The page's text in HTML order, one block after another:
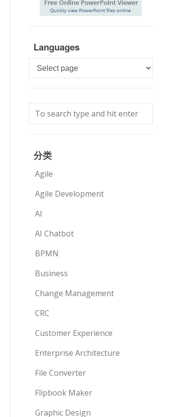
Languages
Languages
分类
Agile
Agile Development
AI
AI Chatbot
BPMN
Business
Change Management
CRC
Customer Experience
Enterprise Architecture
File Converter
Flipbook Maker
Graphic Design